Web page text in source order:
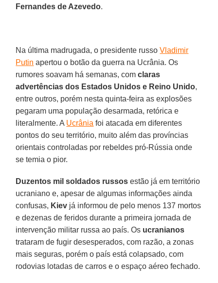
Fernandes de Azevedo.
Na última madrugada, o presidente russoVladimir
Putin apertou o botão da guerra na Ucrânia. Os
rumores soavam há semanas, comclaras
advertências dos Estados Unidos e Reino Unido,
entre outros, porém nesta quinta-feira as explosões
pegaram uma população desarmada, retórica e
literalmente. A Ucrânia foi atacada em diferentes
pontos do seu território, muito além das províncias
orientais controladas por rebeldes pró-Rússia onde
se temia o pior.
Duzentos mil soldados russos estão já em território
ucraniano e, apesar de algumas informações ainda
confusas, Kiev já informou de pelo menos 137 mortos
e dezenas de feridos durante a primeira jornada de
intervenção militar russa ao país. Os ucranianos
trataram de fugir desesperados, com razão, a zonas
mais seguras, porém o país está colapsado, com
rodovias lotadas de carros e o espaço aéreo fechado.